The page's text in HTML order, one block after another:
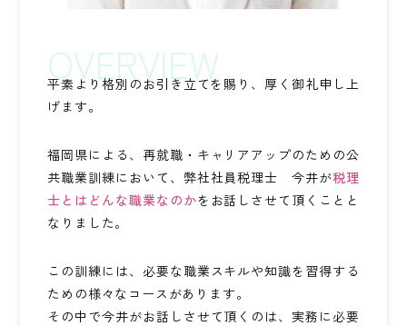
KEYCREA KHM TAX & ACCOUNTING CO.,LTD.
Keycrea KHM Tax & Accounting Co.,Ltd.
CASE
提案事例
TOPICS
COLUMN
コラム
平素より格別のお引き立てを賜り、厚く御礼申し上
げます。
福岡県による、再就職・キャリアアップのための公
共職業訓練において、弊社社員税理士 今井が税理
士とはどんな職業なのかをお話しさせて頂くことと
なりました。
この訓練には、必要な職業スキルや知識を習得する
ための様々なコースがあります。
その中で今井がお話しさせて頂くのは、実務に必要